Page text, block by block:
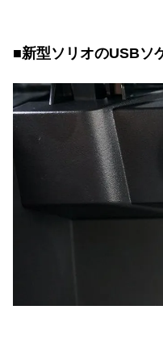
■新型ソリオのUSBソ